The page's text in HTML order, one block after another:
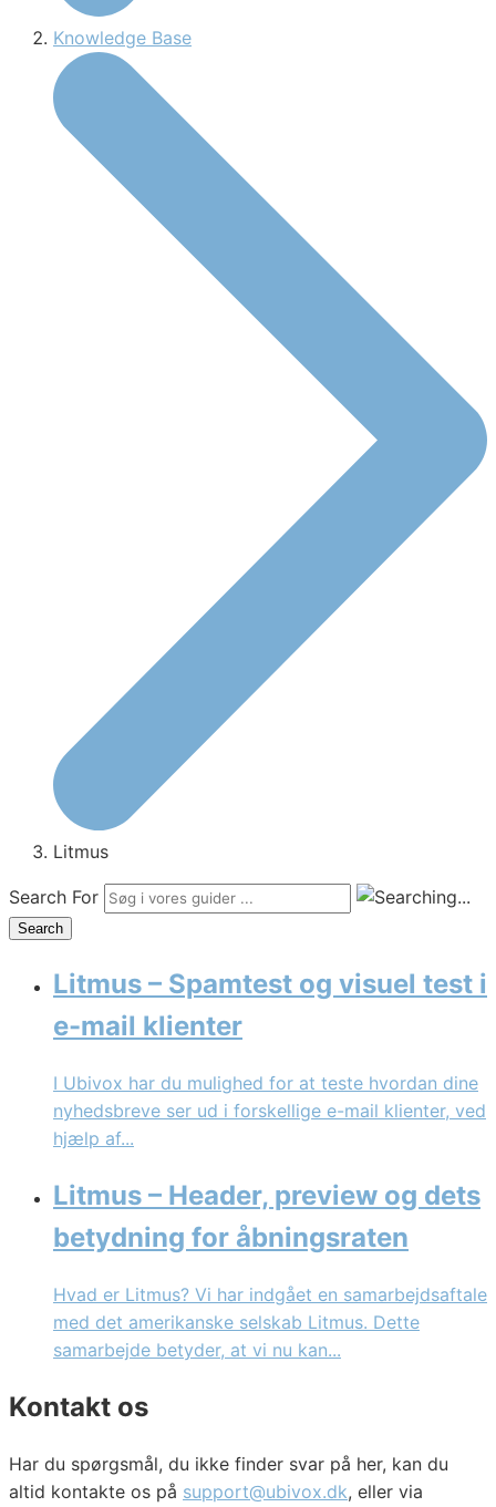
Knowledge Base
Litmus
Search For
Search
Litmus – Spamtest og visuel test i
e-mail klienter
I Ubivox har du mulighed for at teste hvordan dine
nyhedsbreve ser ud i forskellige e-mail klienter, ved
hjælp af...
Litmus – Header, preview og dets
betydning for åbningsraten
Hvad er Litmus? Vi har indgået en samarbejdsaftale
med det amerikanske selskab Litmus. Dette
samarbejde betyder, at vi nu kan...
Kontakt os
Har du spørgsmål, du ikke finder svar på her, kan du
altid kontakte os på support@ubivox.dk, eller via